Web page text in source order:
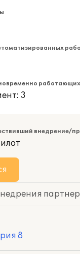
работающих
3
внедрение/
8